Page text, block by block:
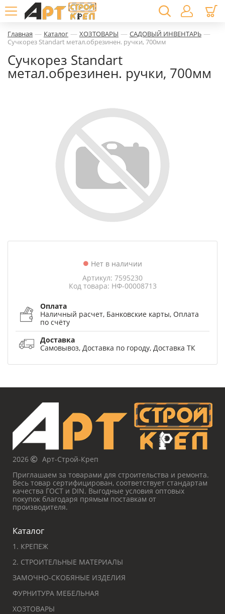
Главная — Каталог — ХОЗТОВАРЫ — САДОВЫЙ ИНВЕНТАРЬ —
Сучкорез Standart метал.обрезинен. ручки, 700мм
Сучкорез Standart
метал.обрезинен. ручки, 700мм
Нет в наличии
Артикул: 7595230
Код товара: НФ-00008713
Оплата
Наличный расчет, Банковские карты, Оплата
по счёту
Доставка
Самовывоз, Доставка по городу, Доставка ТК
2026
Арт-Строй-Креп
Приглашаем за товарами для строительства и ремонта.
Весь товар сертифицирован, соответствует стандартам
качества ГОСТ и DIN. Выгодные условия оптовых
покупок благодаря прямым поставкам от
производителя.
Каталог
1. КРЕПЕЖ
2. СТРОИТЕЛЬНЫЕ МАТЕРИАЛЫ
ЗАМОЧНО-СКОБЯНЫЕ ИЗДЕЛИЯ
ФУРНИТУРА МЕБЕЛЬНАЯ
ХОЗТОВАРЫ